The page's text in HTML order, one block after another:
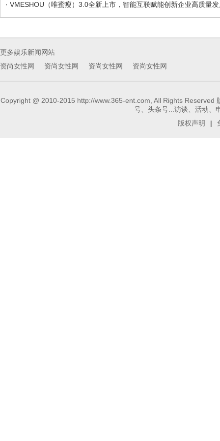
· VMESHOU（唯蜜瘦）3.0全新上市，智能互联赋能创新企业高质量
更多娱乐新闻网站
资尚女性网
资尚女性网 资尚女性网 资尚女性网
Copyright @ 2010-2015 http://www.365-ent.com, All Rights
号、头条号...访谈、活动、
版权声明
|